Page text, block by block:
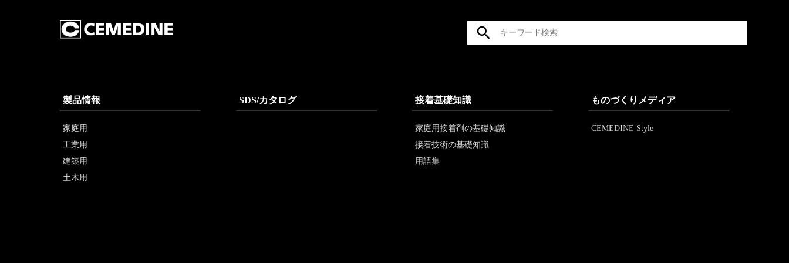
製品情報
家庭用
工業用
建築用
土木用
SDS/カタログ 接着基礎知識
家庭用接着剤の基礎知識
接着技術の基礎知識
用語集
ものづくりメディア
CEMEDINE Style